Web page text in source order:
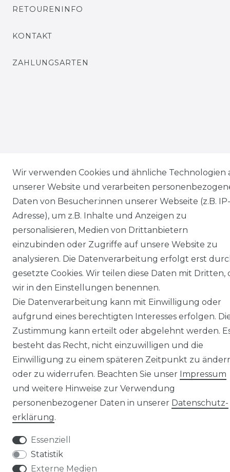
RETOURENINFO
KONTAKT
ZAHLUNGSARTEN
Wir verwenden Cookies und ähnliche Technologien
unserer Website und verarbeiten
Daten von Besucher:innen unserer Webseite (z.B. IP-
Adresse), um z.B. Inhalte und Anzeigen zu
personalisieren, Medien von Drittanbietern
einzubinden oder Zugriffe auf unsere Website zu
analysieren. Die Datenverarbeitung erfolgt erst
gesetzte Cookies. Wir teilen diese Daten mit Dritten,
wir in den Einstellungen benennen.
Die Datenverarbeitung kann mit Einwilligung oder
aufgrund eines berechtigten Interesses erfolgen.
Zustimmung kann erteilt oder abgelehnt werden.
besteht das Recht, nicht einzuwilligen und die
Einwilligung zu einem späteren Zeitpunkt zu
oder zu widerrufen. Beachten Sie unser Impressum
und weitere Hinweise zur Verwendung
personenbezogener Daten in unserer Daten­schutz­
erklärung.
Essenziell
Statistik
Externe Medien